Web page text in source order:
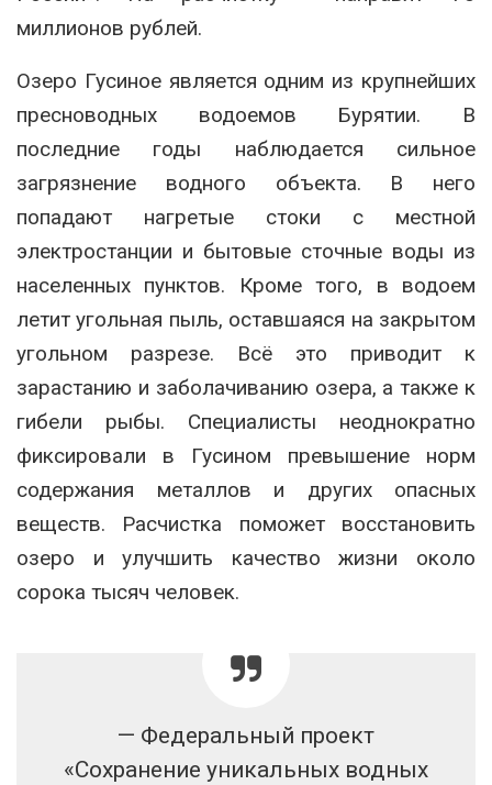
миллионов рублей.
Озеро Гусиное является одним из крупнейших
пресноводных водоемов Бурятии. В
последние годы наблюдается сильное
загрязнение водного объекта. В него
попадают нагретые стоки с местной
электростанции и бытовые сточные воды из
населенных пунктов. Кроме того, в водоем
летит угольная пыль, оставшаяся на закрытом
угольном разрезе. Всё это приводит к
зарастанию и заболачиванию озера, а также к
гибели рыбы. Специалисты неоднократно
фиксировали в Гусином превышение норм
содержания металлов и других опасных
веществ. Расчистка поможет восстановить
озеро и улучшить качество жизни около
сорока тысяч человек.
—‬ Федеральный проект
«Сохранение уникальных водных